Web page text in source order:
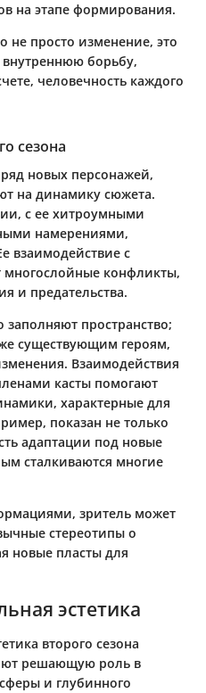
на этапе формирования.
не просто изменение, это
внутреннюю борьбу,
человечность каждого
сезона
новых персонажей,
на динамику сюжета.
с ее хитроумными
намерениями,
взаимодействие с
многослойные конфликты,
и предательства.
пространство;
существующим героям,
Взаимодействия
касты помогают
характерные для
показан не только
адаптации под новые
сталкиваются многие
зритель может
стереотипы о
новые пласты для
эстетика
второго сезона
решающую роль в
и глубинного